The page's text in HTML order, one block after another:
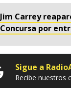
Jim Carrey
Concursa por
Sigue a
Recibe nuestros